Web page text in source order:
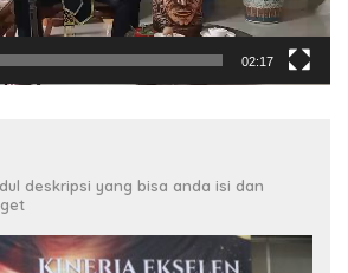
02:17
deskripsi yang bisa anda isi dan